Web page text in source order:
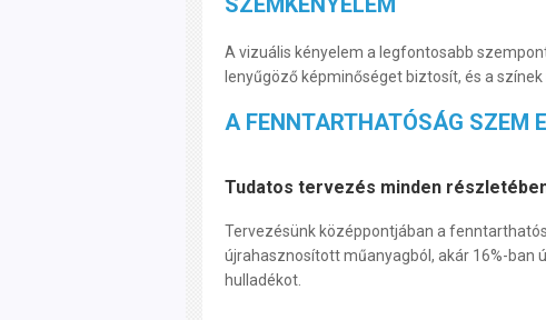
A vizuális kényelem a legfontosabb
lenyűgöző képminőséget biztosít, és a
A FENNTARTHATÓSÁG SZEM
Tudatos tervezés minden
Tervezésünk középpontjában a
újrahasznosított műanyagból, akár 16%-ban
hulladékot.